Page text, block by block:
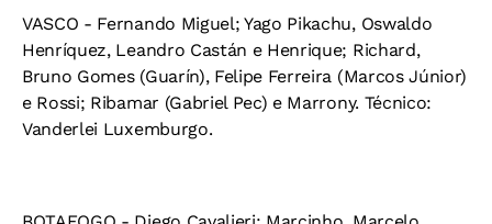
VASCO - Fernando Miguel; Yago Pikachu, Oswaldo
Henríquez, Leandro Castán e Henrique; Richard,
Bruno Gomes (Guarín), Felipe Ferreira (Marcos Júnior)
e Rossi; Ribamar (Gabriel Pec) e Marrony. Técnico:
Vanderlei Luxemburgo.